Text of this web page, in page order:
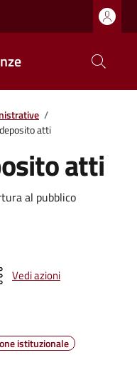
/
atti
atti
al pubblico
Vedi azioni
istituzionale